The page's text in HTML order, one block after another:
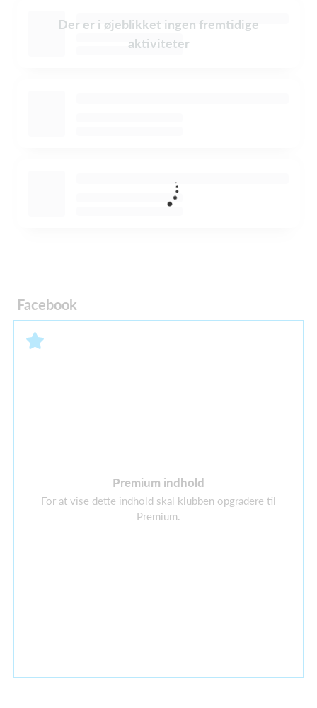
Der er i øjeblikket ingen fremtidige
aktiviteter
Facebook
Premium indhold
For at vise dette indhold skal klubben opgradere til
Premium.